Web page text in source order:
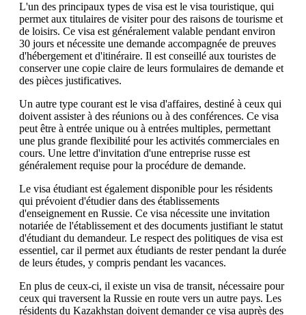
L'un des principaux types de visa est le visa touristique, qui
permet aux titulaires de visiter pour des raisons de tourisme et
de loisirs. Ce visa est généralement valable pendant environ
30 jours et nécessite une demande accompagnée de preuves
d'hébergement et d'itinéraire. Il est conseillé aux touristes de
conserver une copie claire de leurs formulaires de demande et
des pièces justificatives.
Un autre type courant est le visa d'affaires, destiné à ceux qui
doivent assister à des réunions ou à des conférences. Ce visa
peut être à entrée unique ou à entrées multiples, permettant
une plus grande flexibilité pour les activités commerciales en
cours. Une lettre d'invitation d'une entreprise russe est
généralement requise pour la procédure de demande.
Le visa étudiant est également disponible pour les résidents
qui prévoient d'étudier dans des établissements
d'enseignement en Russie. Ce visa nécessite une invitation
notariée de l'établissement et des documents justifiant le statut
d'étudiant du demandeur. Le respect des politiques de visa est
essentiel, car il permet aux étudiants de rester pendant la durée
de leurs études, y compris pendant les vacances.
En plus de ceux-ci, il existe un visa de transit, nécessaire pour
ceux qui traversent la Russie en route vers un autre pays. Les
résidents du Kazakhstan doivent demander ce visa auprès des